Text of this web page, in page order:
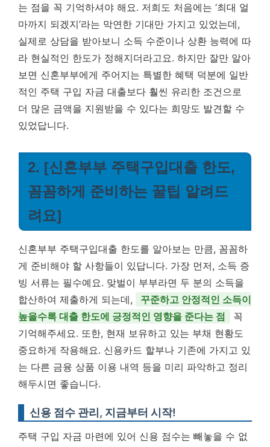
는 점을 꼭 기억하셔야 해요. 저희도 처음에는 ‘최대 얼
마까지 되겠지’라는 막연한 기대만 가지고 있었는데,
실제로 상담을 받아보니 소득 수준이나 상환 능력에 따
라 현실적인 한도가 정해지더라고요. 하지만 잘만 알아
보면 신혼부부에게 주어지는 특별한 혜택 덕분에 일반
적인 주택 구입 자금 대출보다 훨씬 유리한 조건으로
더 많은 금액을 지원받을 수 있다는 희망도 발견할 수
있었답니다.
2. [신혼부부 주택구입대출 한도,
꼼꼼하게 준비하는 꿀팁 알려드
려요]
신혼부부 주택구입대출 한도를 알아보는 만큼, 꼼꼼하
게 준비해야 할 사항들이 있답니다. 가장 먼저, 소득 증
빙 서류는 필수예요. 맞벌이 부부라면 두 분의 소득을
합산하여 제출하게 되는데,
꾸준하고 안정적인 소득이
높을수록 대출 한도에 긍정적인 영향을 준다는 점
꼭
기억해주세요. 또한, 현재 보유하고 있는 부채 현황도
중요하게 작용해요. 신용카드 할부나 기존에 가지고 있
는 다른 금융 상품 이용 내역 등을 미리 파악하고 정리
해두시면 좋습니다.
신용 점수 관리, 지금부터 시작!
주택 구입 자금 마련에 있어 신용 점수는 빼놓을 수 없